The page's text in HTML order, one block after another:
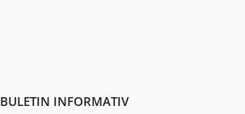
BULETIN INFORMATIV